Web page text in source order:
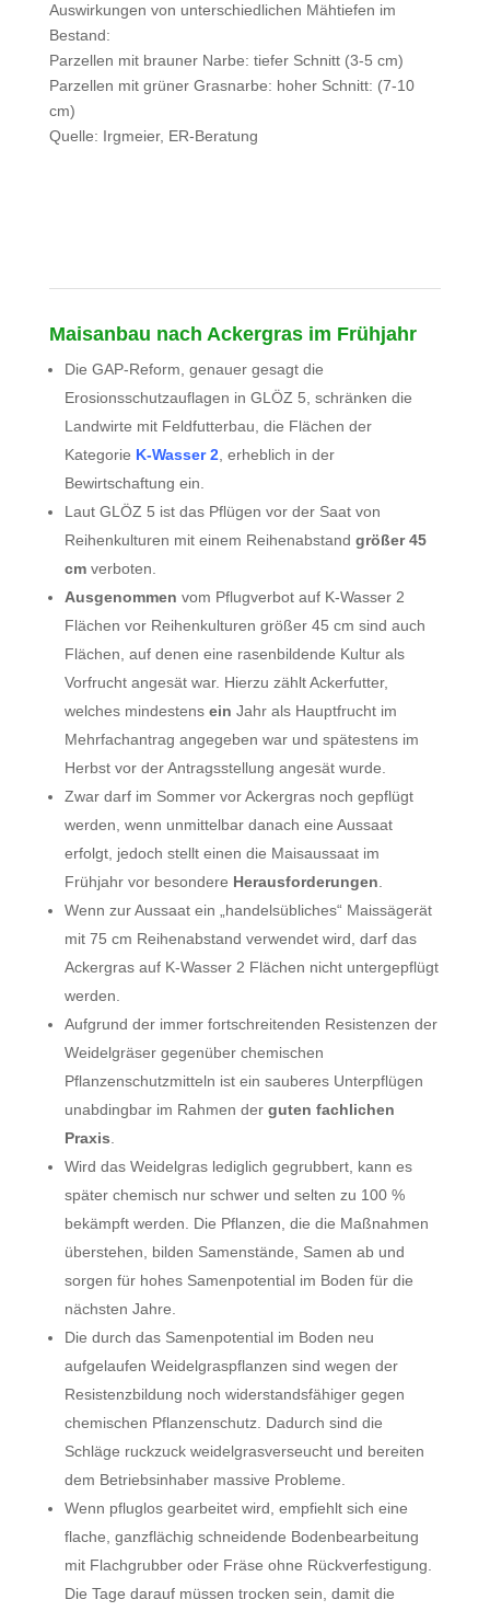
Auswirkungen von unterschiedlichen Mähtiefen im
Bestand:
Parzellen mit brauner Narbe: tiefer Schnitt (3-5 cm)
Parzellen mit grüner Grasnarbe: hoher Schnitt: (7-10
cm)
Quelle: Irgmeier, ER-Beratung
Maisanbau nach Ackergras im Frühjahr
Die GAP-Reform, genauer gesagt die
Erosionsschutzauflagen in GLÖZ 5, schränken die
Landwirte mit Feldfutterbau, die Flächen der
Kategorie K-Wasser 2, erheblich in der
Bewirtschaftung ein.
Laut GLÖZ 5 ist das Pflügen vor der Saat von
Reihenkulturen mit einem Reihenabstand größer 45
cmverboten.
Ausgenommen vom Pflugverbot auf K-Wasser 2
Flächen vor Reihenkulturen größer 45 cm sind auch
Flächen, auf denen eine rasenbildende Kultur als
Vorfrucht angesät war. Hierzu zählt Ackerfutter,
welches mindestens ein Jahr als Hauptfrucht im
Mehrfachantrag angegeben war und spätestens im
Herbst vor der Antragsstellung angesät wurde.
Zwar darf im Sommer vor Ackergras noch gepflügt
werden, wenn unmittelbar danach eine Aussaat
erfolgt, jedoch stellt einen die Maisaussaat im
Frühjahr vor besondere Herausforderungen.
Wenn zur Aussaat ein „handelsübliches“ Maissägerät
mit 75 cm Reihenabstand verwendet wird, darf das
Ackergras auf K-Wasser 2 Flächen nicht untergepflügt
werden.
Aufgrund der immer fortschreitenden Resistenzen der
Weidelgräser gegenüber chemischen
Pflanzenschutzmitteln ist ein sauberes Unterpflügen
unabdingbar im Rahmen der guten fachlichen
Praxis.
Wird das Weidelgras lediglich gegrubbert, kann es
später chemisch nur schwer und selten zu 100 %
bekämpft werden. Die Pflanzen, die die Maßnahmen
überstehen, bilden Samenstände, Samen ab und
sorgen für hohes Samenpotential im Boden für die
nächsten Jahre.
Die durch das Samenpotential im Boden neu
aufgelaufen Weidelgraspflanzen sind wegen der
Resistenzbildung noch widerstandsfähiger gegen
chemischen Pflanzenschutz. Dadurch sind die
Schläge ruckzuck weidelgrasverseucht und bereiten
dem Betriebsinhaber massive Probleme.
Wenn pfluglos gearbeitet wird, empfiehlt sich eine
flache, ganzflächig schneidende Bodenbearbeitung
mit Flachgrubber oder Fräse ohne Rückverfestigung.
Die Tage darauf müssen trocken sein, damit die